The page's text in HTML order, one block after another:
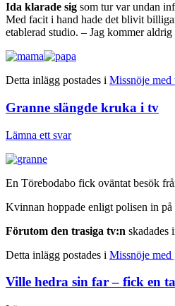
Ida klarade sig som tur var undan
Med facit i hand hade det blivit
etablerad studio. – Jag kommer
Detta inlägg postades i Missnöje med
Granne slängde kruka i tv
Lämna ett svar
En Törebodabo fick oväntat besök
Kvinnan hoppade enligt polisen in
Förutom den trasiga tv:n skadades
Detta inlägg postades i Missnöje med
Ville hedra sin far – fick en